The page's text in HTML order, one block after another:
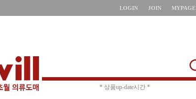
LOGIN JOIN MYPAGE
* 상품up-date시간 *